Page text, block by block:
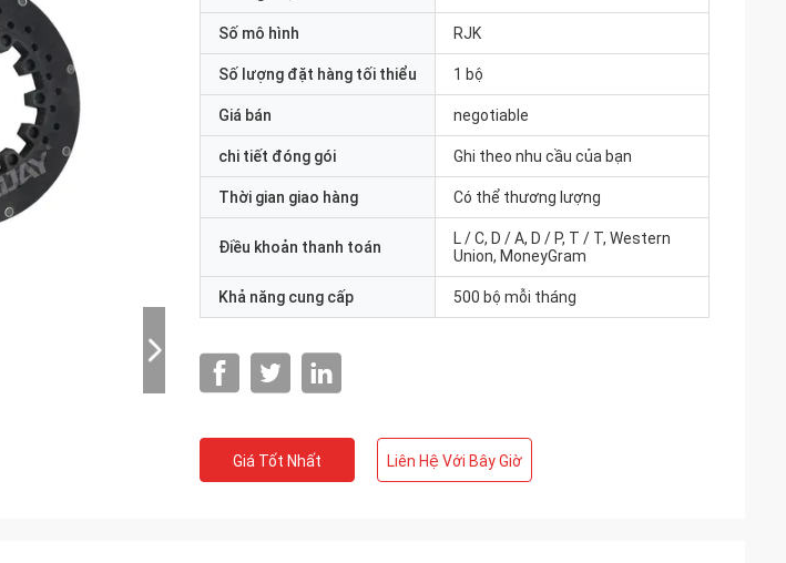
Số mô hình RJK
Số lượng đặt hàng tối thiểu 1 bộ
Giá bán negotiable
chi tiết đóng gói Ghi theo nhu cầu của bạn
Thời gian giao hàng Có thể thương lượng
Điều khoản thanh toán
L / C, D / A, D / P, T / T, Western
Union, MoneyGram
Khả năng cung cấp 500 bộ mỗi tháng
Giá Tốt Nhất Liên Hệ Với Bây Giờ